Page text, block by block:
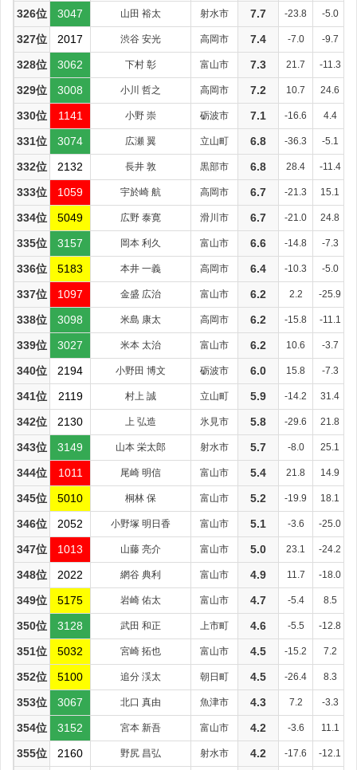
326位 3047 山田 裕太 射水市 7.7 -23.8 -5.0
327位 2017 渋谷 安光 高岡市 7.4 -7.0 -9.7
328位 3062 下村 彰 富山市 7.3 21.7 -11.3
329位 3008 小川 哲之 高岡市 7.2 10.7 24.6
330位 1141 小野 崇 砺波市 7.1 -16.6 4.4
331位 3074 広瀬 翼 立山町 6.8 -36.3 -5.1
332位 2132 長井 敦 黒部市 6.8 28.4 -11.4
333位 1059 宇於崎 航 高岡市 6.7 -21.3 15.1
334位 5049 広野 泰寛 滑川市 6.7 -21.0 24.8
335位 3157 岡本 利久 富山市 6.6 -14.8 -7.3
336位 5183 本井 一義 高岡市 6.4 -10.3 -5.0
337位 1097 金盛 広治 富山市 6.2 2.2 -25.9
338位 3098 米島 康太 高岡市 6.2 -15.8 -11.1
339位 3027 米本 太治 富山市 6.2 10.6 -3.7
340位 2194 小野田 博文 砺波市 6.0 15.8 -7.3
341位 2119 村上 誠 立山町 5.9 -14.2 31.4
342位 2130 上 弘造 氷見市 5.8 -29.6 21.8
343位 3149 山本 栄太郎 射水市 5.7 -8.0 25.1
344位 1011 尾崎 明信 富山市 5.4 21.8 14.9
345位 5010 桐林 保 富山市 5.2 -19.9 18.1
346位 2052 小野塚 明日香 富山市 5.1 -3.6 -25.0
347位 1013 山藤 亮介 富山市 5.0 23.1 -24.2
348位 2022 網谷 典利 富山市 4.9 11.7 -18.0
349位 5175 岩崎 佑太 富山市 4.7 -5.4 8.5
350位 3128 武田 和正 上市町 4.6 -5.5 -12.8
351位 5032 宮崎 拓也 富山市 4.5 -15.2 7.2
352位 5100 追分 渓太 朝日町 4.5 -26.4 8.3
353位 3067 北口 真由 魚津市 4.3 7.2 -3.3
354位 3152 宮本 新吾 富山市 4.2 -3.6 11.1
355位 2160 野尻 昌弘 射水市 4.2 -17.6 -12.1